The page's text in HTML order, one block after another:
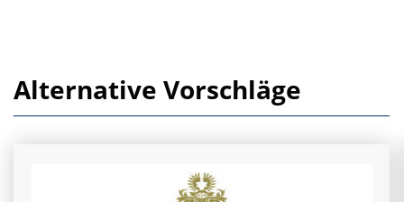
Alternative Vorschläge